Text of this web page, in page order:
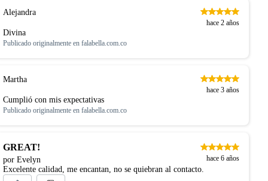
Alejandra
hace 2 años
Divina
Publicado originalmente enfalabella.com.co
Martha
hace 3 años
Cumplió con mis expectativas
Publicado originalmente enfalabella.com.co
GREAT!
por Evelyn hace 6 años
Excelente calidad, me encantan, no se quiebran al contacto.